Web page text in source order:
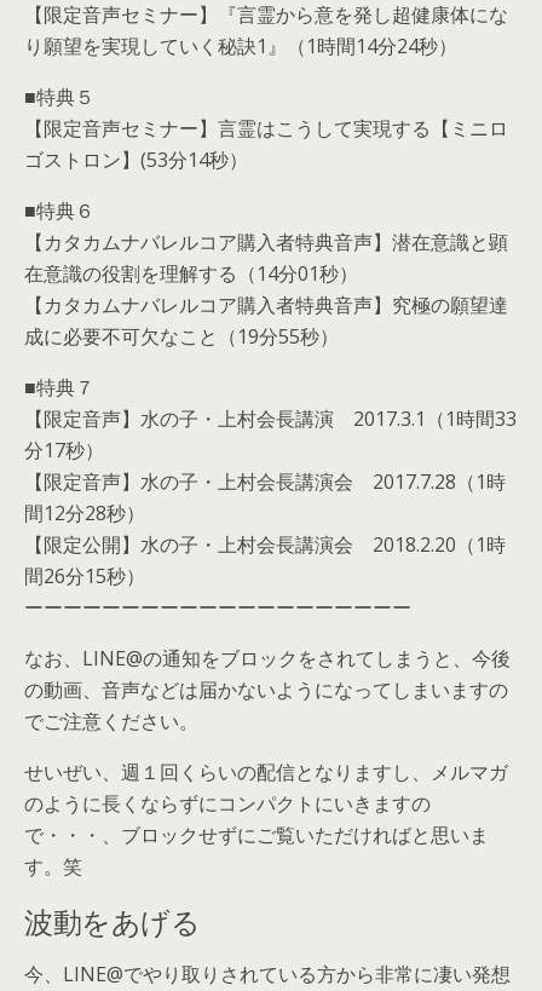
【限定音声セミナー】『言霊から意を発し超健康体にな
り願望を実現していく秘訣1』（1時間14分24秒）
■特典５
【限定音声セミナー】言霊はこうして実現する【ミニロ
ゴストロン】(53分14秒）
■特典６
【カタカムナバレルコア購入者特典音声】潜在意識と顕
在意識の役割を理解する（14分01秒）
【カタカムナバレルコア購入者特典音声】究極の願望達
成に必要不可欠なこと（19分55秒）
■特典７
【限定音声】水の子・上村会長講演 2017.3.1（1時間33
分17秒）
【限定音声】水の子・上村会長講演会 2017.7.28（1時
間12分28秒）
【限定公開】水の子・上村会長講演会 2018.2.20（1時
間26分15秒）
ーーーーーーーーーーーーーーーーーーーー
なお、LINE@の通知をブロックをされてしまうと、今後
の動画、音声などは届かないようになってしまいますの
でご注意ください。
せいぜい、週１回くらいの配信となりますし、メルマガ
のように長くならずにコンパクトにいきますの
で・・・、ブロックせずにご覧いただければと思いま
す。笑
波動をあげる
今、LINE@でやり取りされている方から非常に凄い発想